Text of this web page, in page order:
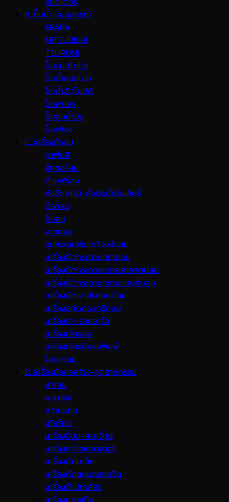
B. ปั๊มน้ำและอุปกรณ์
EBARA
MITSUBISHI
TSURUMI
ปั๊มจุ่ม (ไดโว่)
ปั๊มน้ำหอยโข่ง
ปั๊มน้ำอัตโนมัติ
ปั๊มพ่นยา
ปั๊มสูบน้ำมัน
ปั๊มเฟือง
C. เครื่องมือลม
กาพ่นสี
จิ๊กซอร์ลม
ด้ามฟรีลม
ถังอัดจารบี-ถังอัดน้ำมันเกียร์
บ๊อกลม
ปั๊มลม
สว่านลม
อุปกรณ์เสริมเครื่องมือลม
เครื่องขัดกระดาษทรายลม
เครื่องขัดกระดาษทรายสายพานลม
เครื่องขัดกระดาษทรายแบบสั่นลม
เครื่องขัดเงาสีรถยนต์ลม
เครื่องสกัดคอนกรีตลม
เครื่องเจาะรอยอาร์ค
เครื่องเจียรลม
เครื่องเจียร์นัยแม่พิมพ์
ไขควงลม
D. เครื่องมือก่อสร้าง-อุตสาหกรรม
พ้ดลม
มอเตอร์
สว่านแท่น
เกียร์ทด
เครื่องจี้ปูน-สายจี้ปูน
เครื่องชาร์ตแบตเตอรี่
เครื่องดัดเหล็ก
เครื่องตัดถนนคอนกรีต
เครื่องต๊าปเกลียว
เครื่องบากแป๊ป